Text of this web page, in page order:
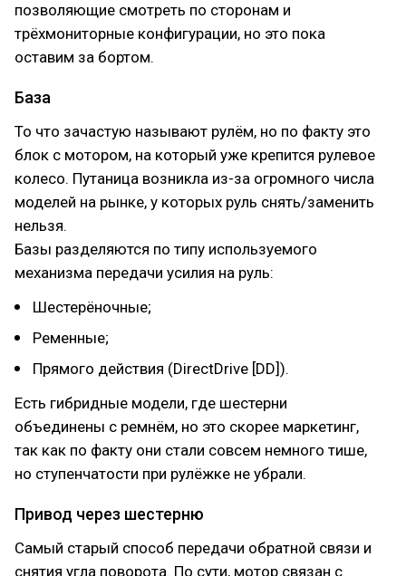
позволяющие смотреть по сторонам и
трёхмониторные конфигурации, но это пока
оставим за бортом.
База
То что зачастую называют рулём, но по факту это
блок с мотором, на который уже крепится рулевое
колесо. Путаница возникла из-за огромного числа
моделей на рынке, у которых руль снять/заменить
нельзя.
Базы разделяются по типу используемого
механизма передачи усилия на руль:
Шестерёночные;
Ременные;
Прямого действия (DirectDrive [DD]).
Есть гибридные модели, где шестерни
объединены с ремнём, но это скорее маркетинг,
так как по факту они стали совсем немного тише,
но ступенчатости при рулёжке не убрали.
Привод через шестерню
Самый старый способ передачи обратной связи и
снятия угла поворота. По сути, мотор связан с